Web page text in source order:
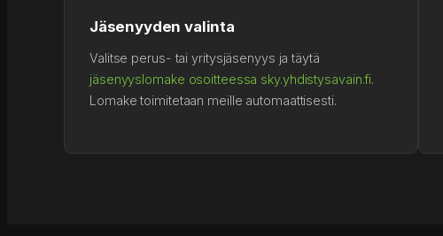
Jäsenyyden valinta
Valitse perus- tai yritysjäsenyys ja täytä
jäsenyyslomake osoitteessa sky.yhdistysavain.fi.
Lomake toimitetaan meille automaattisesti.